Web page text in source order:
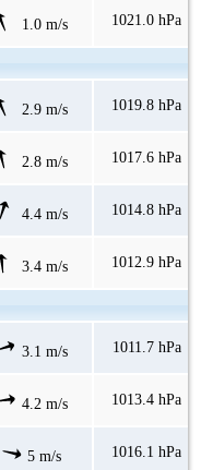
1.0 m/s 1021.0 hPa
2.9 m/s 1019.8 hPa
2.8 m/s 1017.6 hPa
4.4 m/s 1014.8 hPa
3.4 m/s 1012.9 hPa
3.1 m/s 1011.7 hPa
4.2 m/s 1013.4 hPa
5 m/s 1016.1 hPa